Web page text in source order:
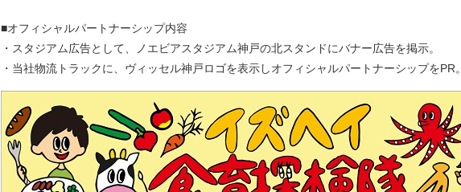
■オフィシャルパートナーシップ内容
・スタジアム広告として、ノエビアスタジアム神戸の北スタンドにバナー広告を掲示。
・当社物流トラックに、ヴィッセル神戸ロゴを表示しオフィシャルパートナーシップをPR。